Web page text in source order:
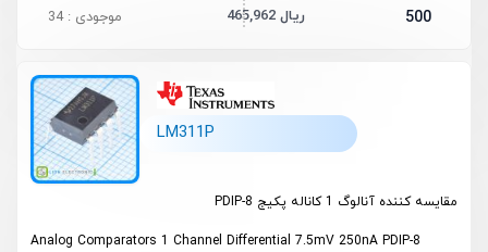
500 465,962 ریال موجودی : 34
LM311P
مقایسه کننده آنالوگ 1 کاناله پکیج PDIP-8
Analog Comparators 1 Channel Differential 7.5mV 250nA PDIP-8